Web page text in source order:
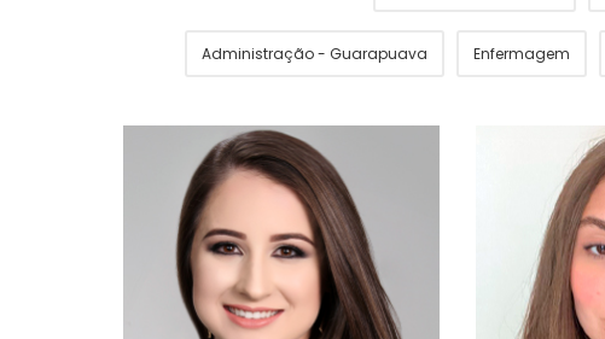
Administração - Guarapuava Enfermagem